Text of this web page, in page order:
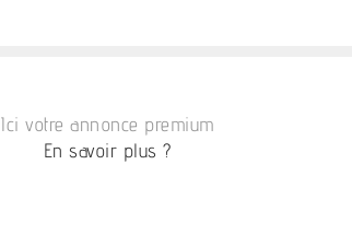
Ici votre annonce premium
En savoir plus ?